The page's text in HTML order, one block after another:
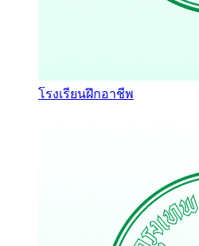
โรงเรียนฝึกอาชีพ